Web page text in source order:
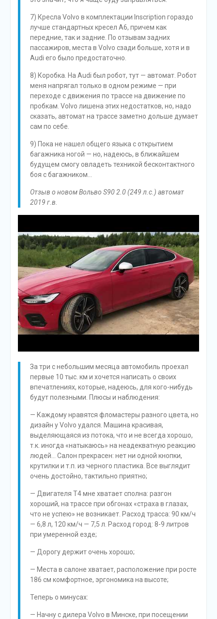
7) Кресла Volvo в комплектации Inscription гораздо
лучше стандартных кресел A6, причем как
передние, так и задние. По отзывам задних
пассажиров, места в Volvo сзади больше, хотя и в
Audi его было предостаточно.
8) Коробка. На Audi был робот, тут — автомат. Робот
меня напрягал только в одном режиме — при
переходе с движения по трассе на движение по
пробкам. Volvo лишена этих недостатков, но, надо
сказать, автомат на трассе заметно дольше думает
сам по себе.
9) Пока не нашел общего языка с открытием
багажника ногой — но, надеюсь, в ближайшем
будущем смогу овладеть техникой бесконтактного
боя с багажником…
Отзыв о новом Вольво S90 2.0 (249 л.с.) автомат
2019 г.в.
За три с небольшим месяца автомобиль проехал
первые 10 тыс. км и хочется написать о своих
впечатлениях, которые, надеюсь, для кого-нибудь
будут полезными. Плюсы и наблюдения:
— Каждому нравятся фломастеры разного цвета, но
дизайн у Volvo удался. Машина красивая,
выделяющаяся из потока, что и не всегда хорошо,
т.к. иногда «натыкаюсь» на неадекватную реакцию
людей… Салон прекрасен: нет ни одной кнопки,
крутилки и т.п. из черного пластика. Все выглядит
очень достойно, тактильно приятно;
— Двигателя Т4 мне хватает сполна: разгон
хороший, на трассе при обгонах «страха в глазах,
что не успею» не возникает. Расход трасса: 90 км/ч
— 6,8 л, 120 км/ч — 7,5 л. Расход город: 8-9 литров
при умеренной езде;
— Дорогу держит очень хорошо;
— Места в салоне хватает, расположение при росте
186 см комфортное, эргономика на высоте;
Теперь о минусах:
— Начну с дилера Volvo в Минске, при посещении